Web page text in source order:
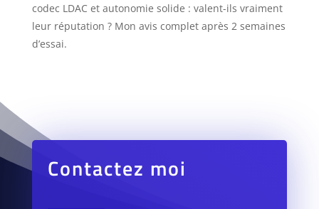
codec LDAC et autonomie solide : valent-ils vraiment
leur réputation ? Mon avis complet après 2 semaines
d’essai.
Contactez moi